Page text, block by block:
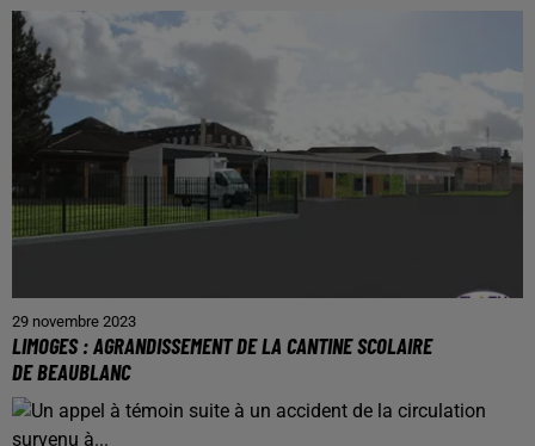
29 novembre 2023
LIMOGES : AGRANDISSEMENT DE LA CANTINE SCOLAIRE
DE BEAUBLANC